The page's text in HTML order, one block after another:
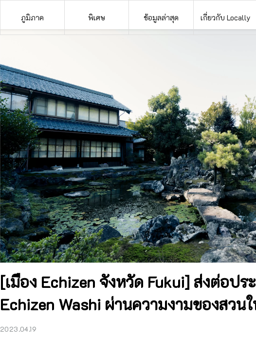
ภูมิภาค พิเศษ ข้อมูลล่าสุด เกี่ยวกับ Locally
[เมือง Echizen จังหวัด Fukui] ส่งต่อปร
Echizen Washi ผ่านความงามของสวน
2023.04.19